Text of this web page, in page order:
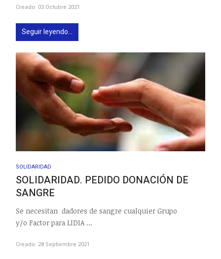
Creado: 03 Octubre 2021
Seguir leyendo...
SOLIDARIDAD
SOLIDARIDAD. PEDIDO DONACIÓN DE
SANGRE
Se necesitan dadores de sangre cualquier Grupo
y/o Factor para LIDIA ...
Creado: 28 Septiembre 2021